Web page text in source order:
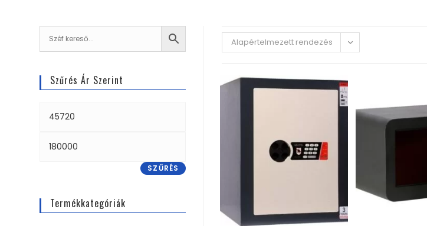
Alapértelmezett rendezés
Szűrés Ár Szerint
SZŰRÉS
Termékkategóriák